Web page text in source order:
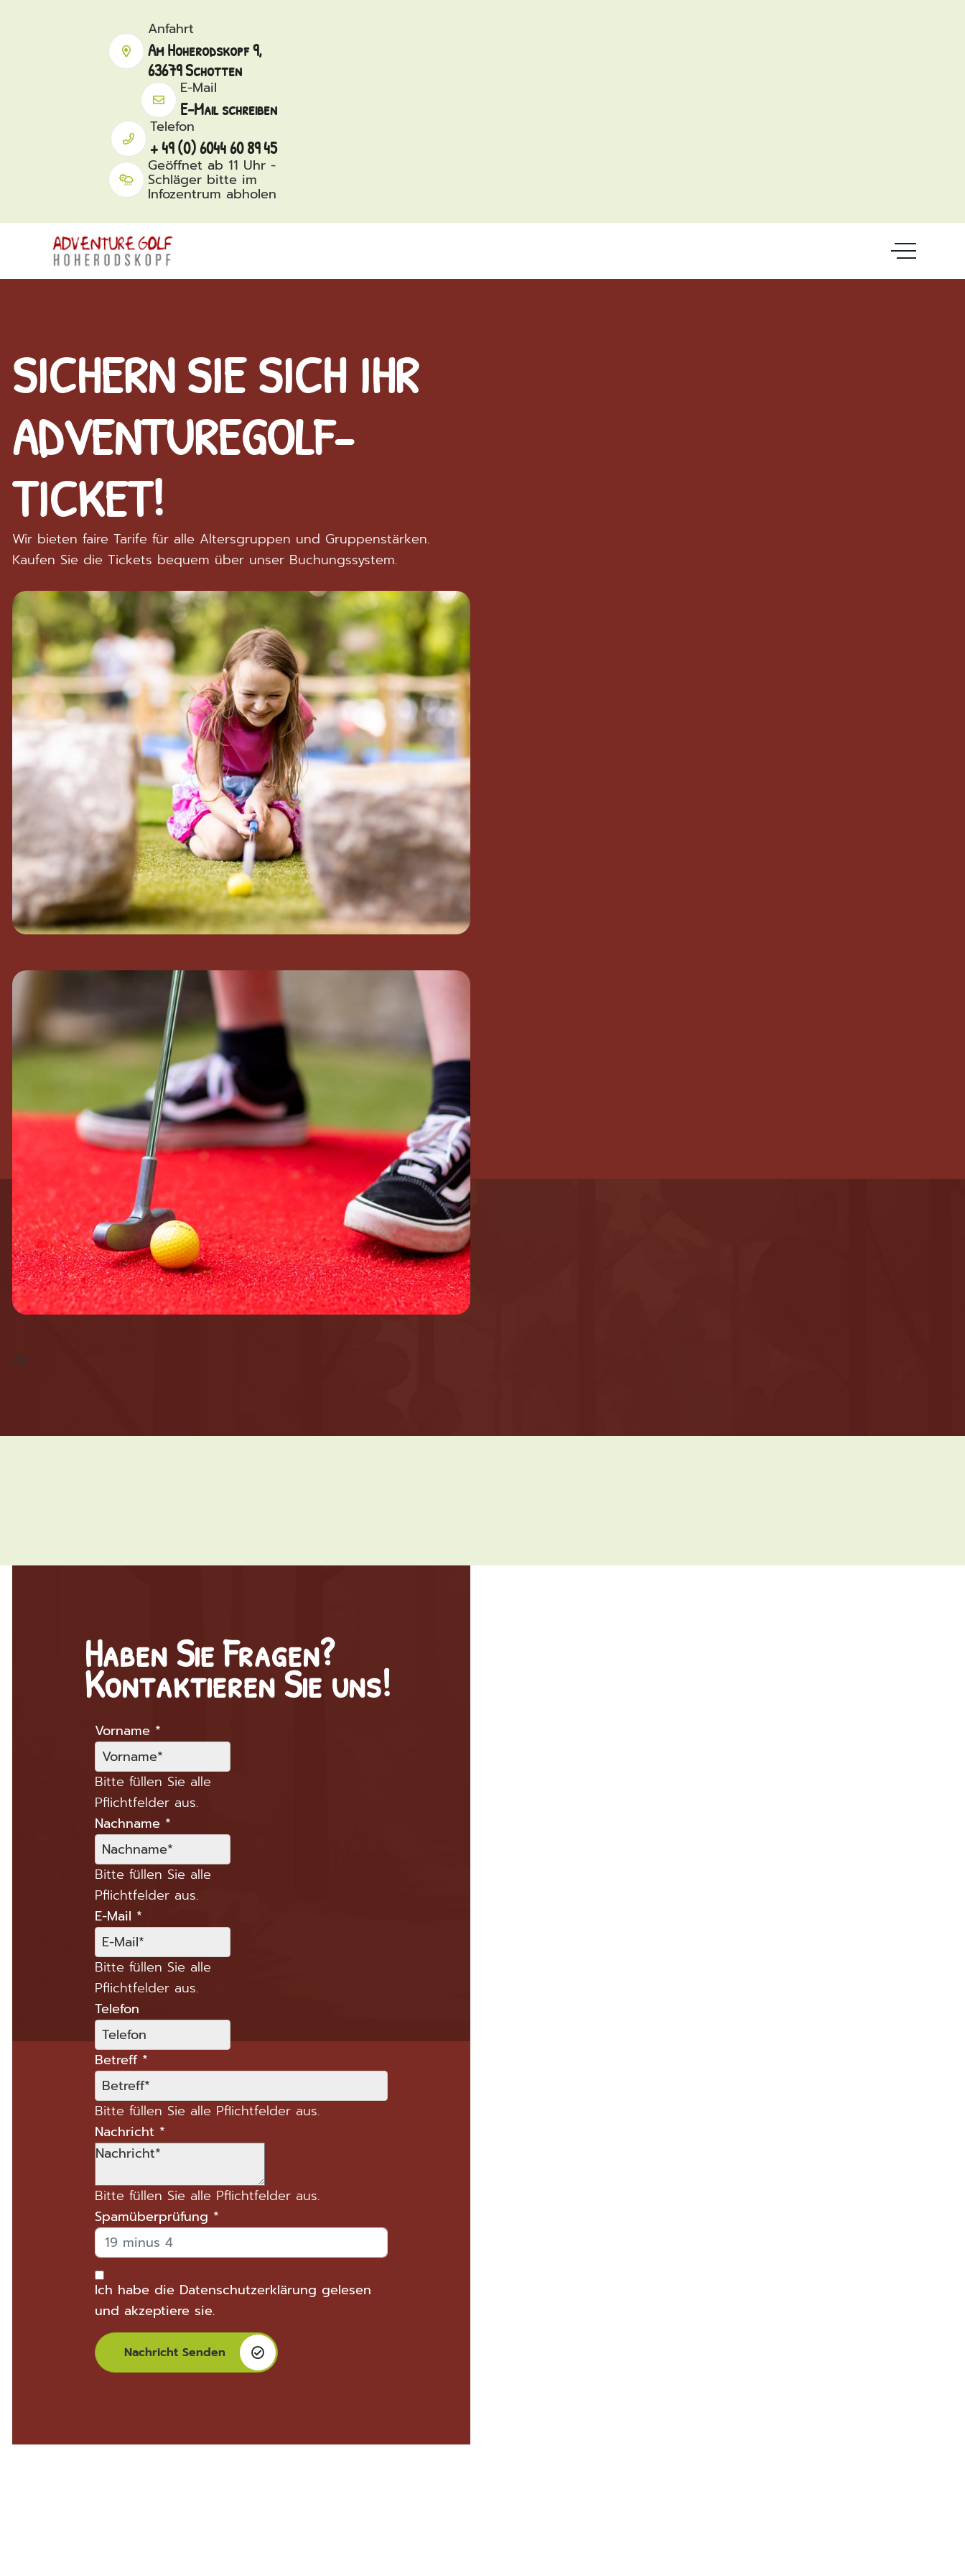
Am Hoherodskopf 9,
63679 Schotten
Anfahrt
E-Mail schreiben
E-Mail
+ 49 (0) 6044 60 89 45
Telefon
Geöffnet ab 11 Uhr -
Schläger bitte im
Infozentrum abholen
SICHERN SIE SICH IHR
ADVENTUREGOLF-
TICKET!
Wir bieten faire Tarife für alle Altersgruppen und Gruppenstärken.
Kaufen Sie die Tickets bequem über unser Buchungssystem.
Haben Sie Fragen?
Kontaktieren Sie uns!
Vorname*
Bitte füllen Sie alle
Pflichtfelder aus.
Nachname*
Bitte füllen Sie alle
Pflichtfelder aus.
E-Mail *
Bitte füllen Sie alle
Pflichtfelder aus.
Telefon
Betreff*
Bitte füllen Sie alle Pflichtfelder aus.
Nachricht*
Bitte füllen Sie alle Pflichtfelder aus.
Spamüberprüfung *
Ich habe die Datenschutzerklärung gelesen
und akzeptiere sie.
Nachricht Senden